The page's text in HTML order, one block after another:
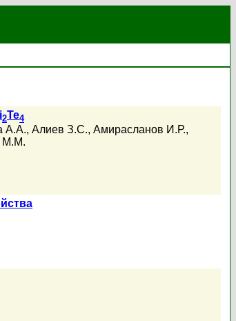
2Te4
А.А., Алиев З.С., Амирасланов И.Р.,
М.М.